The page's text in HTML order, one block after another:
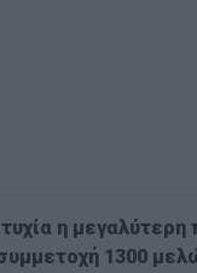
η μεγαλύτερη
1300